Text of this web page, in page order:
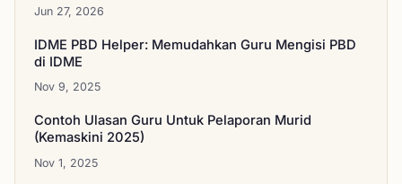
Jun 27, 2026
IDME PBD Helper: Memudahkan Guru Mengisi PBD
di IDME
Nov 9, 2025
Contoh Ulasan Guru Untuk Pelaporan Murid
(Kemaskini 2025)
Nov 1, 2025